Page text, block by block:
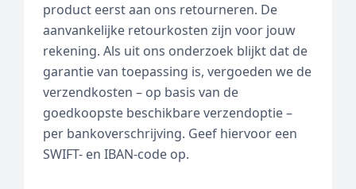
product eerst aan ons retourneren. De
aanvankelijke retourkosten zijn voor jouw
rekening. Als uit ons onderzoek blijkt dat de
garantie van toepassing is, vergoeden we de
verzendkosten – op basis van de
goedkoopste beschikbare verzendoptie –
per bankoverschrijving. Geef hiervoor een
SWIFT- en IBAN-code op.